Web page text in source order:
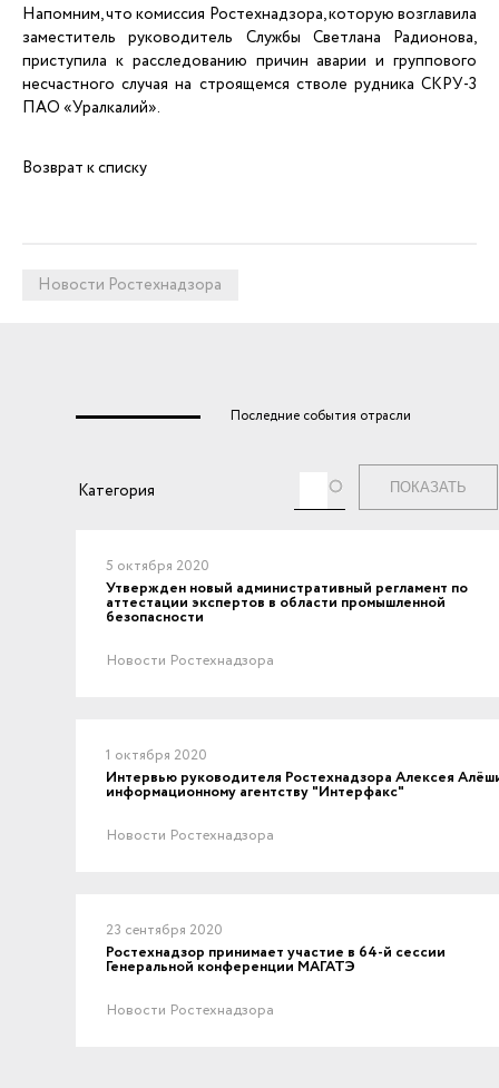
Напомним, что комиссия Ростехнадзора, которую возглавила
заместитель руководитель Службы Светлана Радионова,
приступила к расследованию причин аварии и группового
несчастного случая на строящемся стволе рудника СКРУ-3
ПАО «Уралкалий».
Возврат к списку
Новости Ростехнадзора
Последние события отрасли
5 октября 2020
Утвержден новый административный регламент по
аттестации экспертов в области промышленной
безопасности
Новости Ростехнадзора
1 октября 2020
Интервью руководителя Ростехнадзора Алексея
информационному агентству "Интерфакс"
Новости Ростехнадзора
23 сентября 2020
Ростехнадзор принимает участие в 64-й сессии
Генеральной конференции МАГАТЭ
Новости Ростехнадзора